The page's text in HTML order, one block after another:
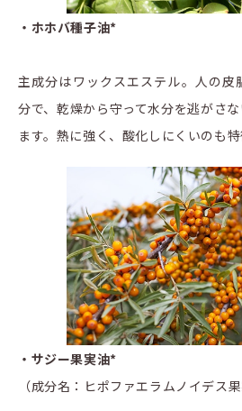
・ホホバ種子油*
主成分はワックスエステル。人の皮
分で、乾燥から守って水分を逃がさ
ます。熱に強く、酸化しにくいのも特
・サジー果実油*
（成分名：ヒポファエラムノイデス果